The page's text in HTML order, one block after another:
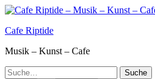
Zum
springen
Cafe Riptide
Musik – Kunst – Cafe
Suche